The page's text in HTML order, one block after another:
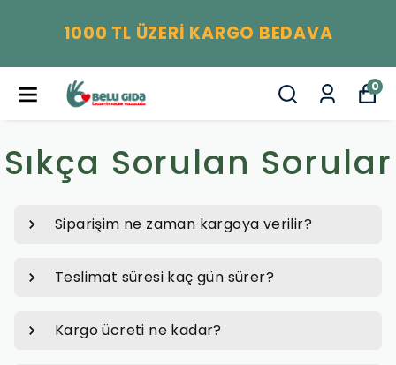
1000 TL ÜZERİ KARGO BEDAVA
0
Sıkça Sorulan Sorular
Siparişim ne zaman kargoya verilir?
Teslimat süresi kaç gün sürer?
Kargo ücreti ne kadar?